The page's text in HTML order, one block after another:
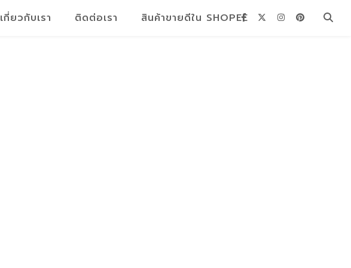
เกี่ยวกับเรา ติดต่อเรา สินค้าขายดีใน SHOPEE